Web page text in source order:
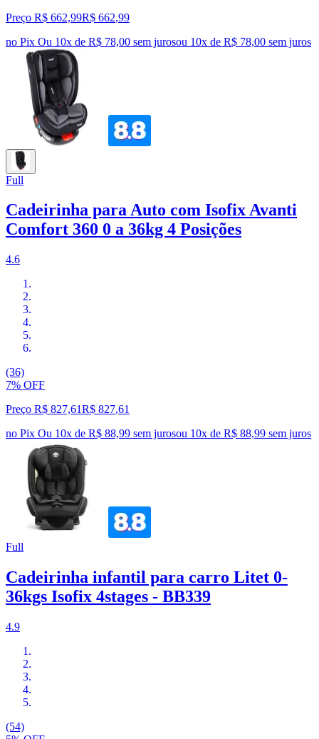
Preço R$ 662,99R$ 662,99
no Pix Ou 10x de R$ 78,00 sem jurosou 10x de R$ 78,00 sem juros
Full
Cadeirinha para Auto com Isofix Avanti
Comfort 360 0 a 36kg 4 Posições
4.6
(36)
7% OFF
Preço R$ 827,61R$ 827,61
no Pix Ou 10x de R$ 88,99 sem jurosou 10x de R$ 88,99 sem juros
Full
Cadeirinha infantil para carro Litet 0-
36kgs Isofix 4stages - BB339
4.9
(54)